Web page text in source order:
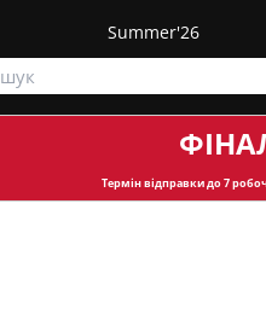
Summer'26
Термін відправкидо 7